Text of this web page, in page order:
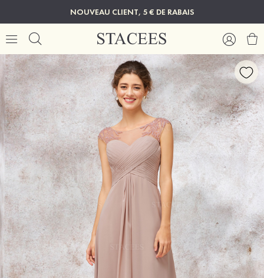
NOUVEAU CLIENT, 5 € DE RABAIS